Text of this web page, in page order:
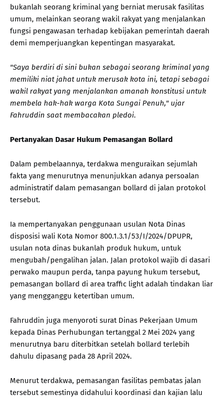
bukanlah seorang kriminal yang berniat merusak fasilitas
umum, melainkan seorang wakil rakyat yang menjalankan
fungsi pengawasan terhadap kebijakan pemerintah daerah
demi memperjuangkan kepentingan masyarakat.
"Saya berdiri di sini bukan sebagai seorang kriminal yang
memiliki niat jahat untuk merusak kota ini, tetapi sebagai
wakil rakyat yang menjalankan amanah konstitusi untuk
membela hak-hak warga Kota Sungai Penuh," ujar
Fahruddin saat membacakan pledoi.
Pertanyakan Dasar Hukum Pemasangan Bollard
Dalam pembelaannya, terdakwa menguraikan sejumlah
fakta yang menurutnya menunjukkan adanya persoalan
administratif dalam pemasangan bollard di jalan protokol
tersebut.
Ia mempertanyakan penggunaan usulan Nota Dinas
disposisi wali Kota Nomor 800.1.3.1/53/I/2024/DPUPR,
usulan nota dinas bukanlah produk hukum, untuk
mengubah/pengalihan jalan. Jalan protokol wajib di dasari
perwako maupun perda, tanpa payung hukum tersebut,
pemasangan bollard di area traffic light adalah tindakan liar
yang mengganggu ketertiban umum.
Fahruddin juga menyoroti surat Dinas Pekerjaan Umum
kepada Dinas Perhubungan tertanggal 2 Mei 2024 yang
menurutnya baru diterbitkan setelah bollard terlebih
dahulu dipasang pada 28 April 2024.
Menurut terdakwa, pemasangan fasilitas pembatas jalan
tersebut semestinya didahului koordinasi dan kajian lalu